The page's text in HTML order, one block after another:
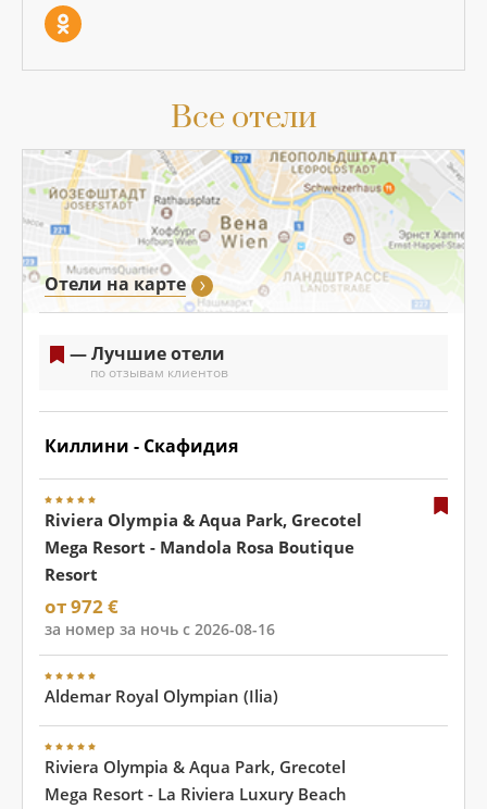
Все отели
Отели на карте
— Лучшие отели
по отзывам клиентов
Киллини - Скафидия
Riviera Olympia & Aqua Park, Grecotel
Mega Resort - Mandola Rosa Boutique
Resort
от 972 €
за номер за ночь с 2026-08-16
Aldemar Royal Olympian (Ilia)
Riviera Olympia & Aqua Park, Grecotel
Mega Resort - La Riviera Luxury Beach